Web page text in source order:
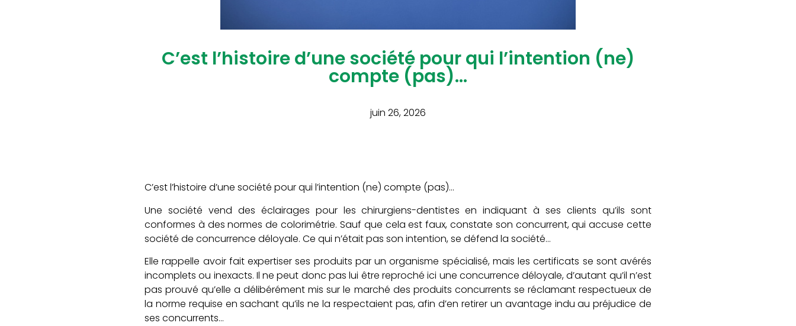
C’est l’histoire d’une société pour qui l’intention (ne)
compte (pas)…
juin 26, 2026
C’est l’histoire d’une société pour qui l’intention (ne) compte (pas)…
Une société vend des éclairages pour les chirurgiens-dentistes en indiquant à ses clients qu’ils sont
conformes à des normes de colorimétrie. Sauf que cela est faux, constate son concurrent, qui accuse cette
société de concurrence déloyale. Ce qui n’était pas son intention, se défend la société…
Elle rappelle avoir fait expertiser ses produits par un organisme spécialisé, mais les certificats se sont avérés
incomplets ou inexacts. Il ne peut donc pas lui être reproché ici une concurrence déloyale, d’autant qu’il n’est
pas prouvé qu’elle a délibérément mis sur le marché des produits concurrents se réclamant respectueux de
la norme requise en sachant qu’ils ne la respectaient pas, afin d’en retirer un avantage indu au préjudice de
ses concurrents…